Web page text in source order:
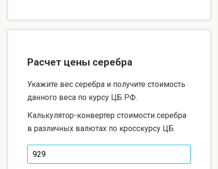
Расчет цены серебра
Укажите вес серебра и получите стоимость
данного веса по курсу ЦБ РФ.
Калькулятор-конвертер стоимости серебра
в различных валютах по кросскурсу ЦБ.